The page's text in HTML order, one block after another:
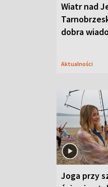
Wiatr nad
dobra
Aktualności
Joga przy